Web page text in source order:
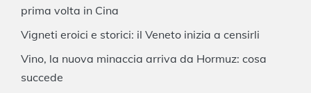
prima volta in Cina
Vigneti eroici e storici: il Veneto inizia a censirli
Vino, la nuova minaccia arriva da Hormuz: cosa
succede